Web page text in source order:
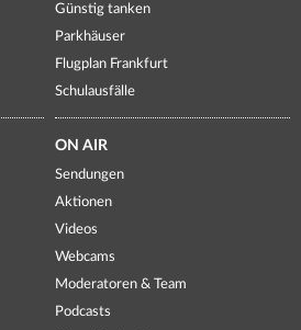
Günstig tanken
Parkhäuser
Flugplan Frankfurt
Schulausfälle
ON AIR
Sendungen
Aktionen
Videos
Webcams
Moderatoren & Team
Podcasts